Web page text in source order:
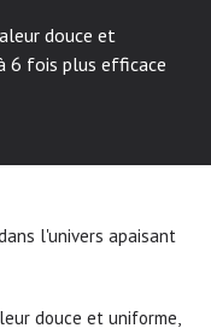
douce et
6 fois plus efficace
l'univers apaisant
douce et uniforme,